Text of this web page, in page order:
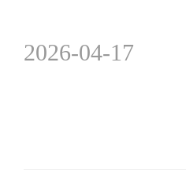
2026-04-17